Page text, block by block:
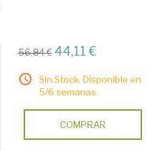
56,84 € 44,11 €
Sin Stock. Disponible en
5/6 semanas.
COMPRAR